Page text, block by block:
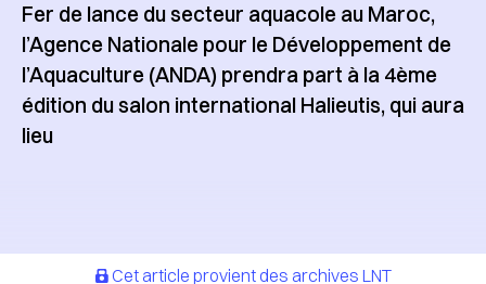
Fer de lance du secteur aquacole au Maroc,
l’Agence Nationale pour le Développement de
l’Aquaculture (ANDA) prendra part à la 4ème
édition du salon international Halieutis, qui aura
lieu
Cet article provient des archives LNT